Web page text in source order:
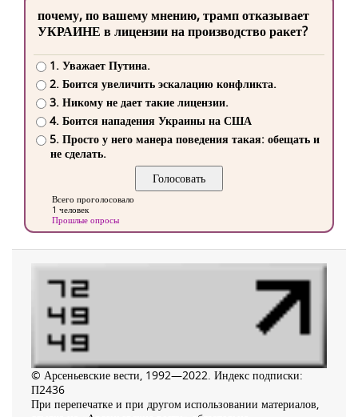
почему, по вашему мнению, трамп отказывает
УКРАИНЕ в лицензии на производство ракет?
1. Уважает Путина.
2. Боится увеличить эскалацию конфликта.
3. Никому не дает такие лицензии.
4. Боится нападения Украины на США
5. Просто у него манера поведения такая: обещать и
не сделать.
Всего проголосовало
1 человек
Прошлые опросы
© Арсеньевские вести, 1992—2022. Индекс подписки:
П2436
При перепечатке и при другом использовании материалов,